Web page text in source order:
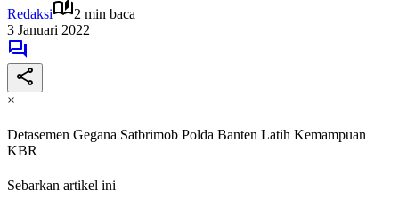
Redaksi
2 min baca
3 Januari 2022
×
Detasemen Gegana Satbrimob Polda Banten Latih Kemampuan
KBR
Sebarkan artikel ini